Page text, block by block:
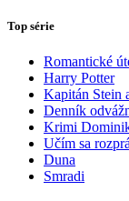
Top série
Romantické
Harry Potter
Kapitán Stein
Denník
Krimi
Učím sa
Duna
Smradi